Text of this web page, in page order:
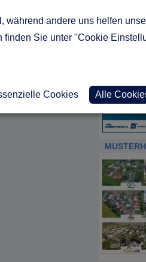
HDA
andere uns helfen
Sie unter "Cookie
Cookies Alle